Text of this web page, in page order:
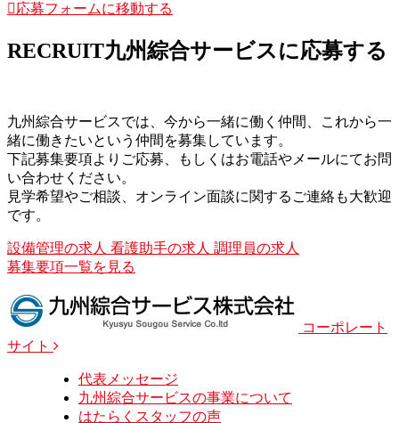
応募フォームに移動する
RECRUIT九州綜合サービスに応募する
九州綜合サービスでは、今から一緒に働く仲間、これから一
緒に働きたいという仲間を募集しています。
下記募集要項よりご応募、もしくはお電話やメールにてお問
い合わせください。
見学希望やご相談、オンライン面談に関するご連絡も大歓迎
です。
設備管理の求人 看護助手の求人 調理員の求人
募集要項一覧を見る
コーポレート
サイト
代表メッセージ
九州綜合サービスの事業について
はたらくスタッフの声